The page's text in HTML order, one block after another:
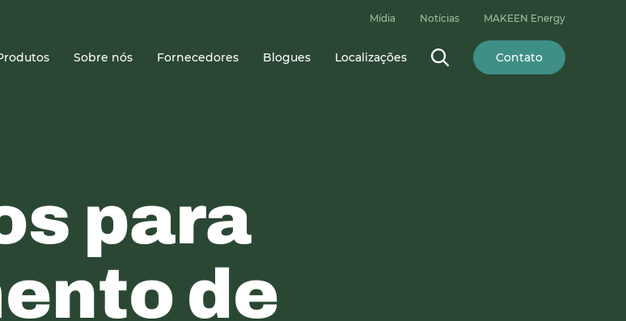
Sobre nós Fornecedores Blogues Localizações Contato
Mídia Notícias MAKEEN Energy
para
de